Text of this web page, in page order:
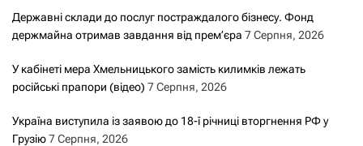
Державні склади до послуг постраждалого бізнесу. Фонд
держмайна отримав завдання від прем’єра 7 Серпня, 2026
У кабінеті мера Хмельницького замість килимків лежать
російські прапори (відео) 7 Серпня, 2026
Україна виступила із заявою до 18-ї річниці вторгнення РФ у
Грузію7 Серпня, 2026